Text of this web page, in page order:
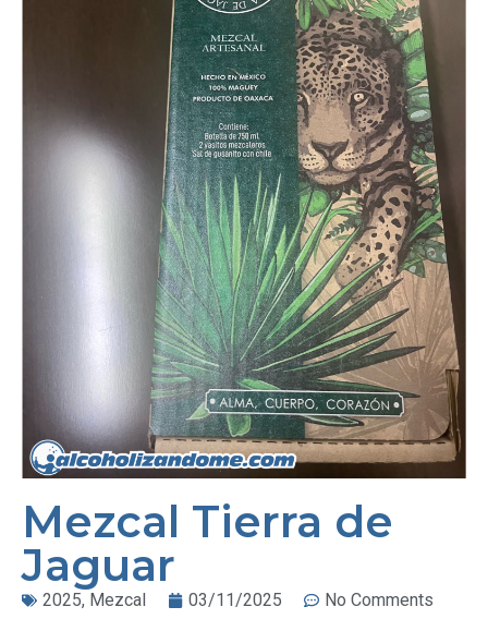
Mezcal Tierra de
Jaguar
2025, Mezcal 03/11/2025 No Comments